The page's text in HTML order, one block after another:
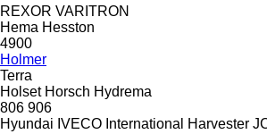
REXOR VARITRON
Hema Hesston
4900
Holmer
Terra
Holset Horsch Hydrema
806 906
Hyundai IVECO International Harvester